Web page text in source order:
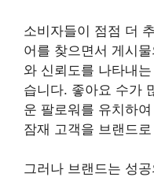
소비자들이 점점 더
어를 찾으면서 게시
와 신뢰도를 나타내
습니다. 좋아요 수가
운 팔로워를 유치하
잠재 고객을 브랜드
그러나 브랜드는 성